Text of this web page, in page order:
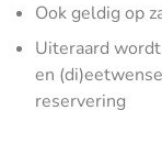
Ook geldig op
Uiteraard
en
reservering